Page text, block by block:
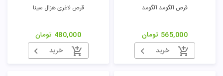
قرص آلگومد آلگومد
565,000 تومان
خرید
قرص لاغری هزال سینا
480,000 تومان
خرید